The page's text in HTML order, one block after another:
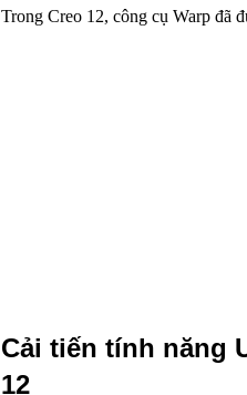
Trong Creo 12, công cụ Warp đã
Cải tiến tính năng
12